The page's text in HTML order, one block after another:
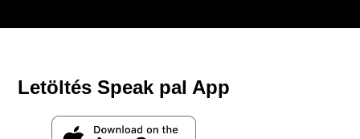
Letöltés Speak pal App